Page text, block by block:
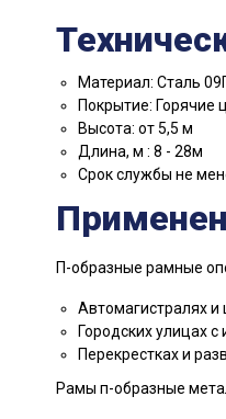
Материал: Сталь
Покрытие: Горячие
Высота: от 5,5 м
Длина, м : 8 - 28м
Срок службы не
П-образные рамные
Автомагистралях и
Городских улицах
Перекрестках и
Рамы п-образные